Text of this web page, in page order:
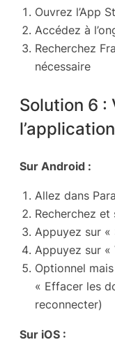
Ouvrez l’App
Accédez à
Recherchez
nécessaire
Solution 6 :
Sur Android :
Allez dans
Recherchez et
Appuyez sur «
Appuyez sur «
Optionnel
« Effacer les
reconnecter)
Sur iOS :